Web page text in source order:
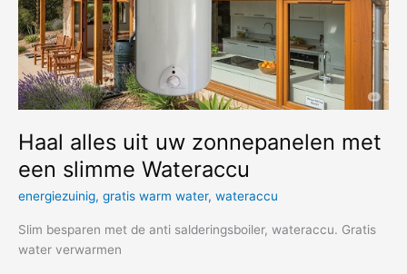
van
Inox
Duplex
Boiler
200
liter
Haal alles uit uw zonnepanelen met
een slimme Wateraccu
energiezuinig, gratis warm water, wateraccu
Slim besparen met de anti salderingsboiler, wateraccu. Gratis
water verwarmen